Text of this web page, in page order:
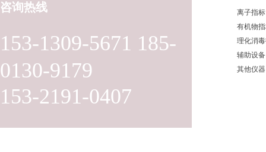
153-1309-5671 185-
0130-9179
153-2191-0407
咨询热线
离子指标
有机物
理化消
辅助设备
其他仪器